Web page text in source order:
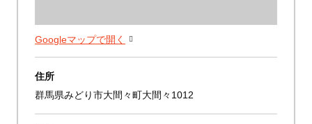
Googleマップで開く
住所
群馬県みどり市大間々町大間々1012